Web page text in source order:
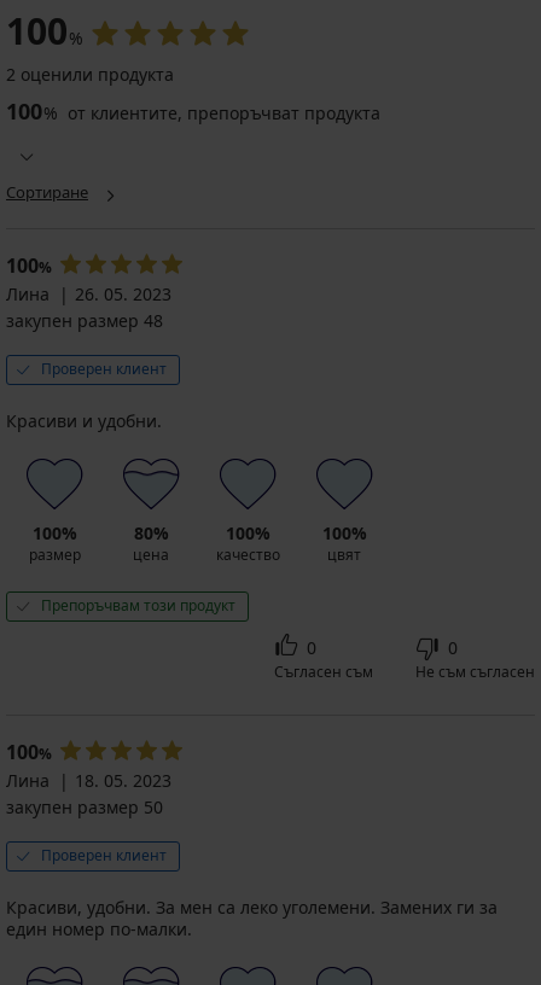
100%
2 оценили продукта
100% от клиентите, препоръчват продукта
Сортиране
100%
Лина
26. 05. 2023
закупен размер 48
Проверен клиент
Красиви и удобни.
100%
размер
80%
цена
100%
качество
100%
цвят
Препоръчвам този продукт
0
Съгласен съм
0
Не съм съгласен
100%
Лина
18. 05. 2023
закупен размер 50
Проверен клиент
Красиви, удобни. За мен са леко уголемени. Замених ги за
един номер по-малки.